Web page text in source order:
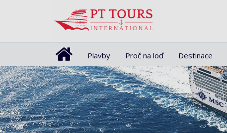
Plavby Proč na loď Destinace